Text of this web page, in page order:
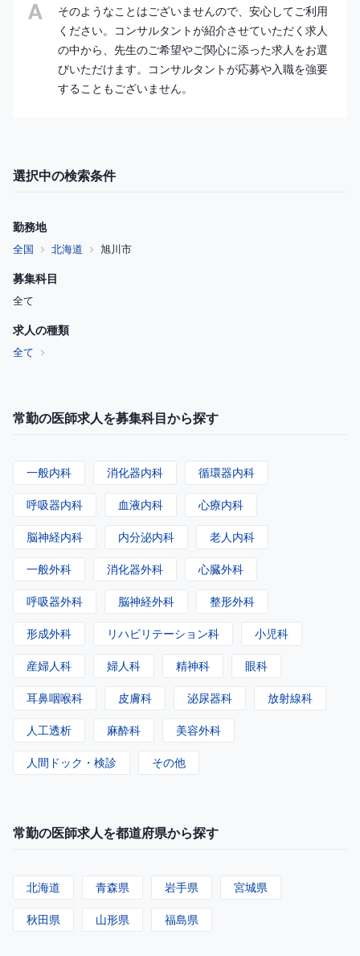
そのようなことはございませんので、安心してご利用
ください。コンサルタントが紹介させていただく求人
の中から、先生のご希望やご関心に添った求人をお選
びいただけます。コンサルタントが応募や入職を強要
することもございません。
選択中の検索条件
勤務地
全国 北海道 旭川市
募集科目
全て
求人の種類
全て
常勤の医師求人を募集科目から探す
一般内科 消化器内科 循環器内科
呼吸器内科 血液内科 心療内科
脳神経内科 内分泌内科 老人内科
一般外科 消化器外科 心臓外科
呼吸器外科 脳神経外科 整形外科
形成外科 リハビリテーション科 小児科
産婦人科 婦人科 精神科 眼科
耳鼻咽喉科 皮膚科 泌尿器科 放射線科
人工透析 麻酔科 美容外科
人間ドック・検診 その他
常勤の医師求人を都道府県から探す
北海道 青森県 岩手県 宮城県
秋田県 山形県 福島県